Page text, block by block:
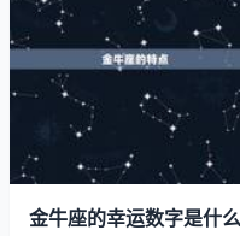
金牛座的幸运数字是什么